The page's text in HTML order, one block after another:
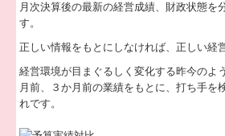
FX4クラウド
補助金・助成金・融資情報
関与先向け融資商品ご紹介
経営者お役立ち情報
月次決算後の最新の経営成績、財政状態を
す。
正しい情報をもとにしなければ、正しい経
経営環境が目まぐるしく変化する昨今のよ
月前、３か月前の業績をもとに、打ち手を
れです。